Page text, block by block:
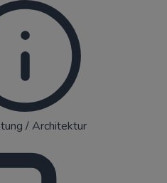
/ Architektur